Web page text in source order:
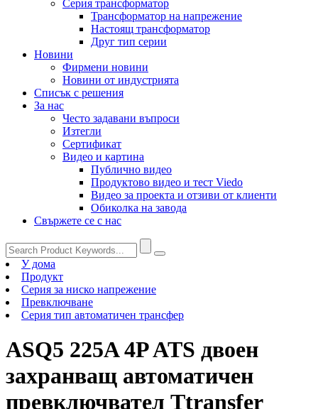
Серия трансформатор
Трансформатор на напрежение
Настоящ трансформатор
Друг тип серии
Новини
Фирмени новини
Новини от индустрията
Списък с решения
За нас
Често задавани въпроси
Изтегли
Сертификат
Видео и картина
Публично видео
Продуктово видео и тест Viedo
Видео за проекта и отзиви от клиенти
Обиколка на завода
Свържете се с нас
У дома
Продукт
Серия за ниско напрежение
Превключване
Серия тип автоматичен трансфер
ASQ5 225A 4P ATS двоен
захранващ автоматичен
превключвател Ttransfer